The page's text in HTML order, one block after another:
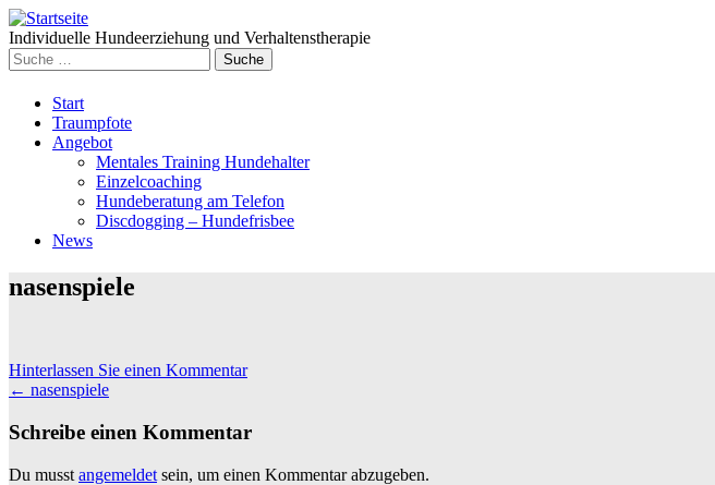
Individuelle Hundeerziehung und Verhaltenstherapie
Suche
nach:
Weiter
zum
Inhalt
Start
Traumpfote
Angebot
Mentales Training Hundehalter
Einzelcoaching
Hundeberatung am Telefon
Discdogging – Hundefrisbee
News
nasenspiele
Hinterlassen Sie einen Kommentar
Beitrags
Navigation
← nasenspiele
Schreibe einen Kommentar
Du musst angemeldet sein, um einen Kommentar abzugeben.